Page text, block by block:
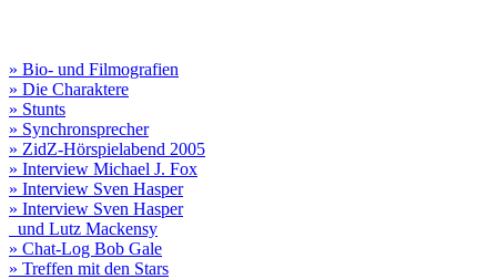
» Bio- und Filmografien
» Die Charaktere
» Stunts
» Synchronsprecher
» ZidZ-Hörspielabend 2005
» Interview Michael J. Fox
» Interview Sven Hasper
» Interview Sven Hasper
und Lutz Mackensy
» Chat-Log Bob Gale
» Treffen mit den Stars